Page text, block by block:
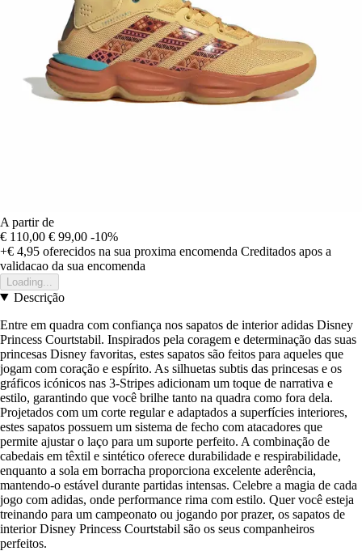
A partir de
€ 110,00 € 99,00 -10%
+€ 4,95 oferecidos na sua proxima encomenda Creditados apos a
validacao da sua encomenda
Loading...
Descrição
Entre em quadra com confiança nos sapatos de interior adidas Disney
Princess Courtstabil. Inspirados pela coragem e determinação das suas
princesas Disney favoritas, estes sapatos são feitos para aqueles que
jogam com coração e espírito. As silhuetas subtis das princesas e os
gráficos icónicos nas 3-Stripes adicionam um toque de narrativa e
estilo, garantindo que você brilhe tanto na quadra como fora dela.
Projetados com um corte regular e adaptados a superfícies interiores,
estes sapatos possuem um sistema de fecho com atacadores que
permite ajustar o laço para um suporte perfeito. A combinação de
cabedais em têxtil e sintético oferece durabilidade e respirabilidade,
enquanto a sola em borracha proporciona excelente aderência,
mantendo-o estável durante partidas intensas. Celebre a magia de cada
jogo com adidas, onde performance rima com estilo. Quer você esteja
treinando para um campeonato ou jogando por prazer, os sapatos de
interior Disney Princess Courtstabil são os seus companheiros
perfeitos.